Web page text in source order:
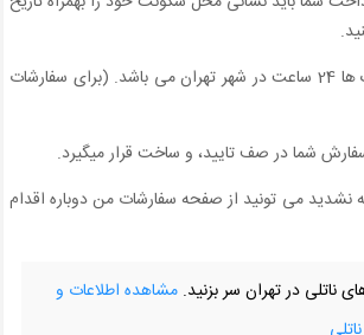
حداقل زمان تحویل کیک ها 24 ساعت در شهر تهران می باشد. (برای سفارشات
شما در صف تایید، و ساخت قرار میگیرد.
نشدید می تونید از صفحه سفارشات من دوباره اقدام
ناتلی در تهران سر بزنید. مشاهده اطلاعات و